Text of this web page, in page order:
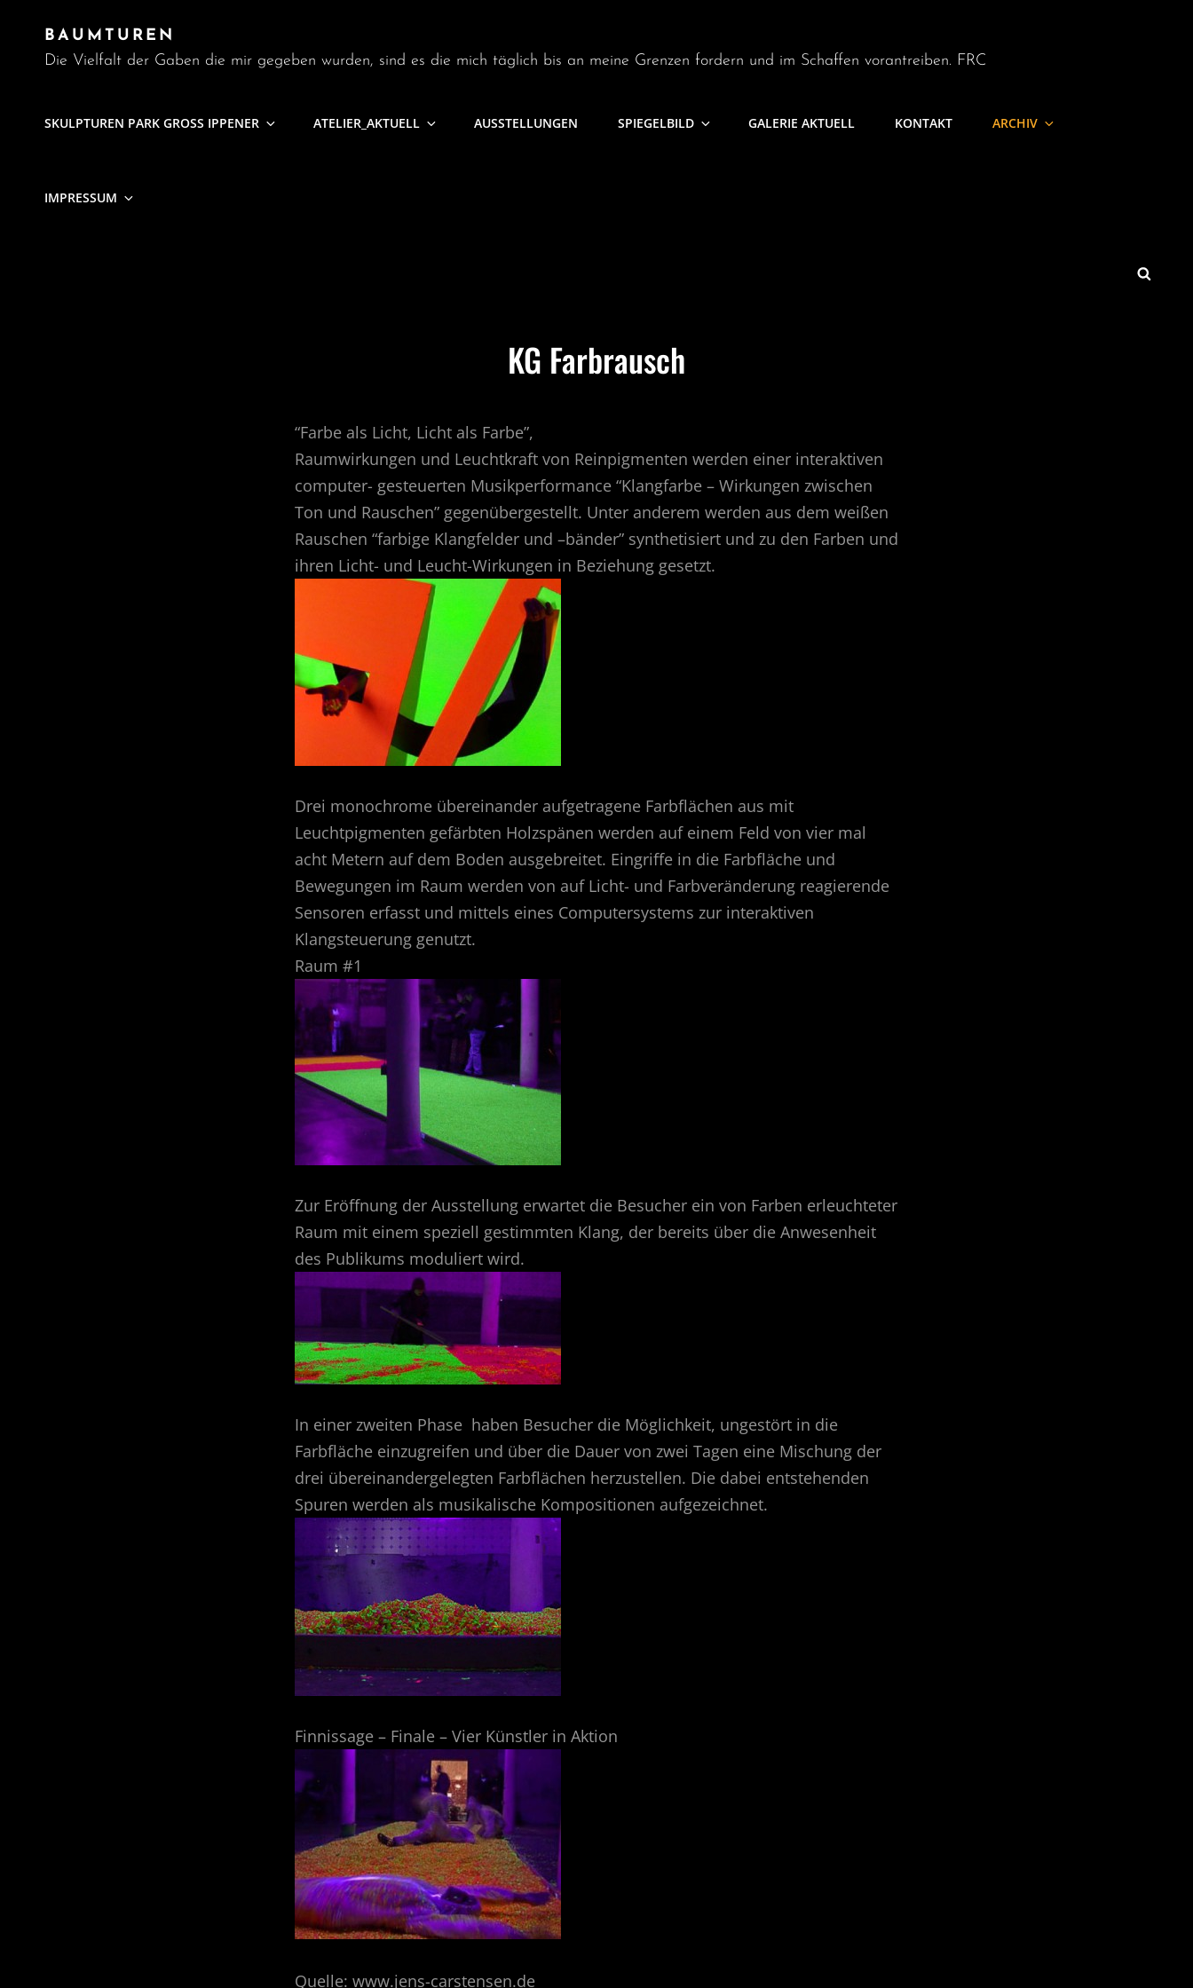
BAUMTUREN
Die Vielfalt der Gaben die mir gegeben wurden, sind es die mich täglich bis an meine Grenzen fordern und im Schaffen vorantreiben. FRC
SKULPTUREN PARK GROSS IPPENER ATELIER_AKTUELL AUSSTELLUNGEN SPIEGELBILD GALERIE AKTUELL KONTAKT ARCHIV
IMPRESSUM
KG Farbrausch
“Farbe als Licht, Licht als Farbe”,
Raumwirkungen und Leuchtkraft von Reinpigmenten werden einer interaktiven
computer- gesteuerten Musikperformance “Klangfarbe – Wirkungen zwischen
Ton und Rauschen” gegenübergestellt. Unter anderem werden aus dem weißen
Rauschen “farbige Klangfelder und –bänder” synthetisiert und zu den Farben und
ihren Licht- und Leucht-Wirkungen in Beziehung gesetzt.
Drei monochrome übereinander aufgetragene Farbflächen aus mit
Leuchtpigmenten gefärbten Holzspänen werden auf einem Feld von vier mal
acht Metern auf dem Boden ausgebreitet. Eingriffe in die Farbfläche und
Bewegungen im Raum werden von auf Licht- und Farbveränderung reagierende
Sensoren erfasst und mittels eines Computersystems zur interaktiven
Klangsteuerung genutzt.
Raum #1
Zur Eröffnung der Ausstellung erwartet die Besucher ein von Farben erleuchteter
Raum mit einem speziell gestimmten Klang, der bereits über die Anwesenheit
des Publikums moduliert wird.
In einer zweiten Phase haben Besucher die Möglichkeit, ungestört in die
Farbfläche einzugreifen und über die Dauer von zwei Tagen eine Mischung der
drei übereinandergelegten Farbflächen herzustellen. Die dabei entstehenden
Spuren werden als musikalische Kompositionen aufgezeichnet.
Finnissage – Finale – Vier Künstler in Aktion
Quelle: www.jens-carstensen.de